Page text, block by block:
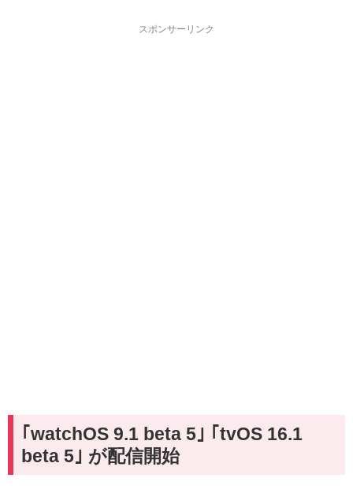
スポンサーリンク
｢watchOS 9.1 beta 5｣ ｢tvOS 16.1
beta 5｣ が配信開始